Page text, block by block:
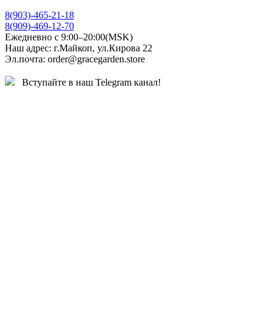
8(903)-465-21-18
8(909)-469-12-70
Ежедневно с 9:00–20:00(MSK)
Наш адрес: г.Майкоп, ул.Кирова 22
Эл.почта: order@gracegarden.store
Вступайте в наш Telegram канал!